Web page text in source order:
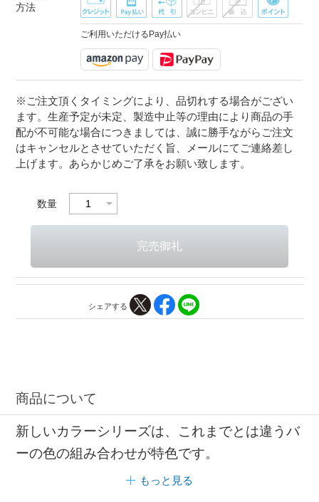
方法
ご利用いただけるPay払い
※ご注文頂くタイミングにより、品切れする場合がござい
ます。生産予定が未定、製造中止等の理由により商品の手
配が不可能な場合につきましては、誠に勝手ながらご注文
はキャンセルとさせていただく旨、メールにてご連絡差し
上げます。あらかじめご了承をお願い致します。
数量
シェアする
商品について
新しいカラーシリーズは、これまでとは違うバ
ーの色の組み合わせが特色です。
もっと見る